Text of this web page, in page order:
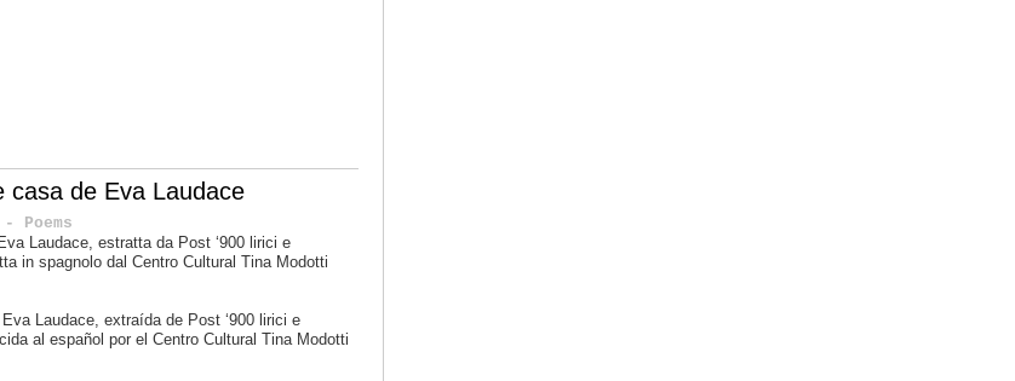
casa de Eva Laudace
Poems
Laudace, estratta da Post ‘900 lirici e
in spagnolo dal Centro Cultural Tina Modotti
Eva Laudace , extraída de Post ‘900 lirici e
al español por el Centro Cultural Tina Modotti